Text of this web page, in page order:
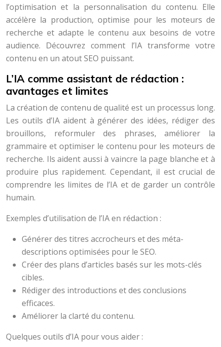
l’optimisation et la personnalisation du contenu. Elle
accélère la production, optimise pour les moteurs de
recherche et adapte le contenu aux besoins de votre
audience. Découvrez comment l’IA transforme votre
contenu en un atout SEO puissant.
L’IA comme assistant de rédaction :
avantages et limites
La création de contenu de qualité est un processus long.
Les outils d’IA aident à générer des idées, rédiger des
brouillons, reformuler des phrases, améliorer la
grammaire et optimiser le contenu pour les moteurs de
recherche. Ils aident aussi à vaincre la page blanche et à
produire plus rapidement. Cependant, il est crucial de
comprendre les limites de l’IA et de garder un contrôle
humain.
Exemples d’utilisation de l’IA en rédaction :
Générer des titres accrocheurs et des méta-
descriptions optimisées pour le SEO.
Créer des plans d’articles basés sur les mots-clés
cibles.
Rédiger des introductions et des conclusions
efficaces.
Améliorer la clarté du contenu.
Quelques outils d’IA pour vous aider :